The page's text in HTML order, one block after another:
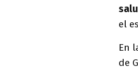
el
En
de